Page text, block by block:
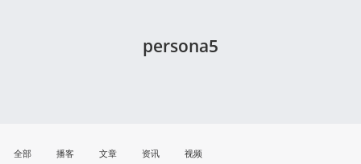
persona5
全部 播客 文章 资讯 视频